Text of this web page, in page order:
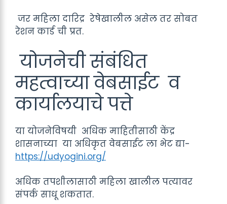
जर महिला दारिद्र रेषेखालील असेल तर सोबत
रेशन कार्ड ची प्रत.
योजनेची संबंधित
महत्वाच्या वेबसाईट व
कार्यालयाचे पत्ते
या योजनेविषयी अधिक माहितीसाठी केंद्र
शासनाच्या या अधिकृत वेबसाईट ला भेट द्या-
https://udyogini.org/
अधिक तपशीलासाठी महिला खालील पत्यावर
संपर्क साधू शकतात.